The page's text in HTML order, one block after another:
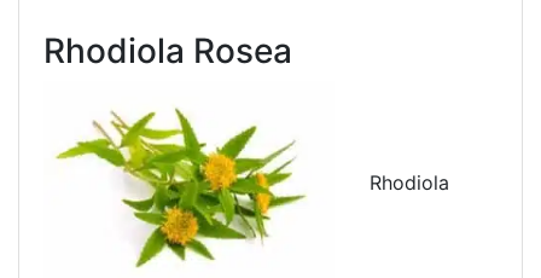
Rhodiola Rosea
Rhodiola